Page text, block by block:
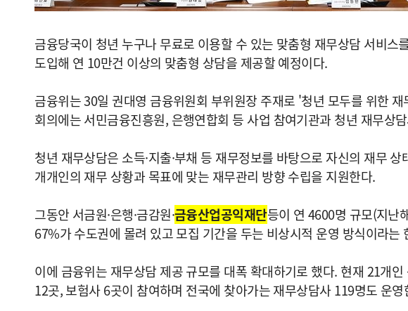
금융당국이 청년 누구나 무료로 이용할 수 있는 맞춤형 재무상담 서비
도입해 연 10만건 이상의 맞춤형 상담을 제공할 예정이다.
금융위는 30일 권대영 금융위원회 부위원장 주재로 '청년 모두를 위한
회의에는 서민금융진흥원, 은행연합회 등 사업 참여기관과 청년 재무상
청년 재무상담은 소득·지출·부채 등 재무정보를 바탕으로 자신의 재무
개개인의 재무 상황과 목표에 맞는 재무관리 방향 수립을 지원한다.
그동안 서금원·은행·금감원·금융산업공익재단등이 연 4600명 규모(지난
67%가 수도권에 몰려 있고 모집 기간을 두는 비상시적 운영 방식이라는
이에 금융위는 재무상담 제공 규모를 대폭 확대하기로 했다. 현재 21개
12곳, 보험사 6곳이 참여하며 전국에 찾아가는 재무상담사 119명도 운영